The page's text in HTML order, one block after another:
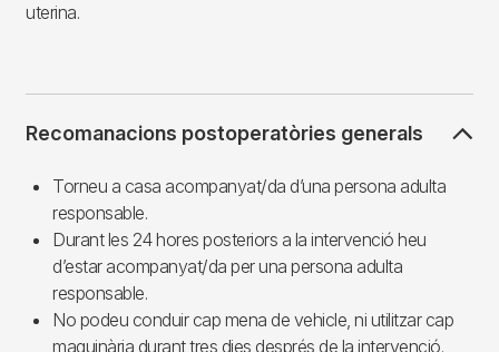
uterina.
Recomanacions postoperatòries generals
Torneu a casa acompanyat/da d’una persona adulta
responsable.
Durant les 24 hores posteriors a la intervenció heu
d’estar acompanyat/da per una persona adulta
responsable.
No podeu conduir cap mena de vehicle, ni utilitzar cap
maquinària durant tres dies després de la intervenció.